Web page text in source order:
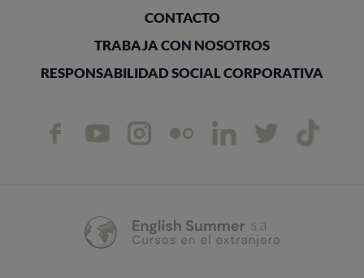
CONTACTO
TRABAJA CON NOSOTROS
RESPONSABILIDAD SOCIAL CORPORATIVA